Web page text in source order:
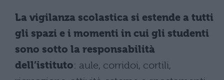
La vigilanza scolastica si estende a tutti
gli spazi e i momenti in cui gli studenti
sono sotto la responsabilità
dell’istituto: aule, corridoi, cortili,